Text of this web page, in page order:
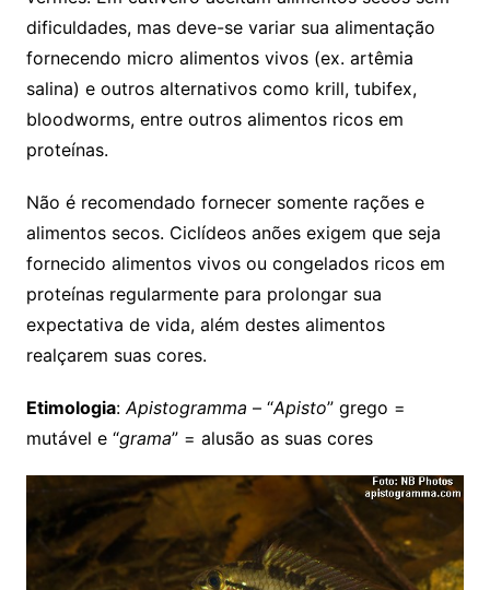
dificuldades, mas deve-se variar sua alimentação
fornecendo micro alimentos vivos (ex. artêmia
salina) e outros alternativos como krill, tubifex,
bloodworms, entre outros alimentos ricos em
proteínas.
Não é recomendado fornecer somente rações e
alimentos secos. Ciclídeos anões exigem que seja
fornecido alimentos vivos ou congelados ricos em
proteínas regularmente para prolongar sua
expectativa de vida, além destes alimentos
realçarem suas cores.
Etimologia:Apistogramma – “Apisto” grego =
mutável e “grama” = alusão as suas cores